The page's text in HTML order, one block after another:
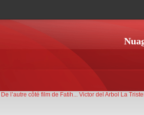
l’autre côté film de Fatih... Victor del Arbol La